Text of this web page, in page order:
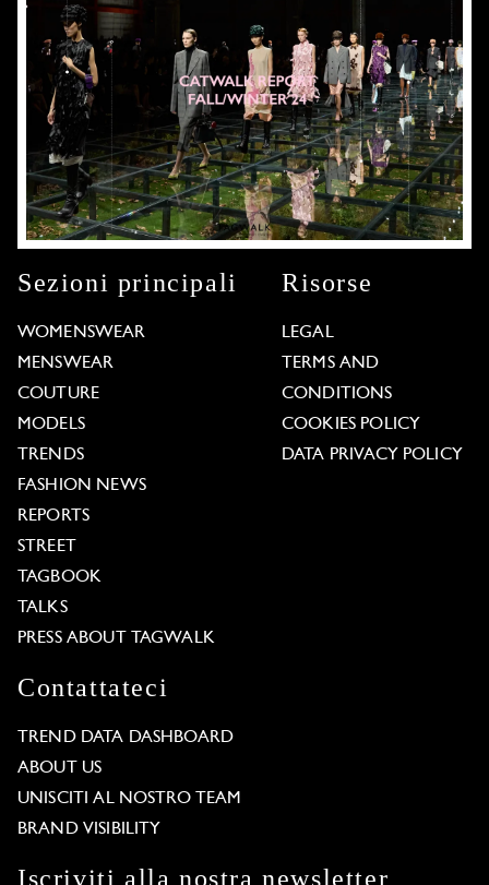
Sezioni principali
WOMENSWEAR
MENSWEAR
COUTURE
MODELS
TRENDS
FASHION NEWS
REPORTS
STREET
TAGBOOK
TALKS
PRESS ABOUT TAGWALK
Risorse
LEGAL
TERMS AND
CONDITIONS
COOKIES POLICY
DATA PRIVACY POLICY
Contattateci
TREND DATA DASHBOARD
ABOUT US
UNISCITI AL NOSTRO TEAM
BRAND VISIBILITY
Iscriviti alla nostra newsletter